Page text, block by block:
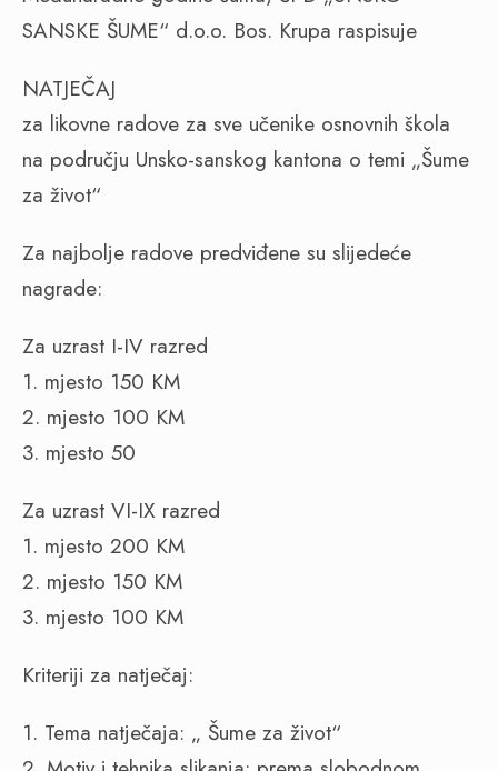
SANSKE ŠUME“ d.o.o. Bos. Krupa raspisuje
NATJEČAJ
za likovne radove za sve učenike osnovnih škola
na području Unsko-sanskog kantona o temi „Šume
za život“
Za najbolje radove predviđene su slijedeće
nagrade:
Za uzrast I-IV razred
1. mjesto 150 KM
2. mjesto 100 KM
3. mjesto 50
Za uzrast VI-IX razred
1. mjesto 200 KM
2. mjesto 150 KM
3. mjesto 100 KM
Kriteriji za natječaj:
1. Tema natječaja: „ Šume za život“